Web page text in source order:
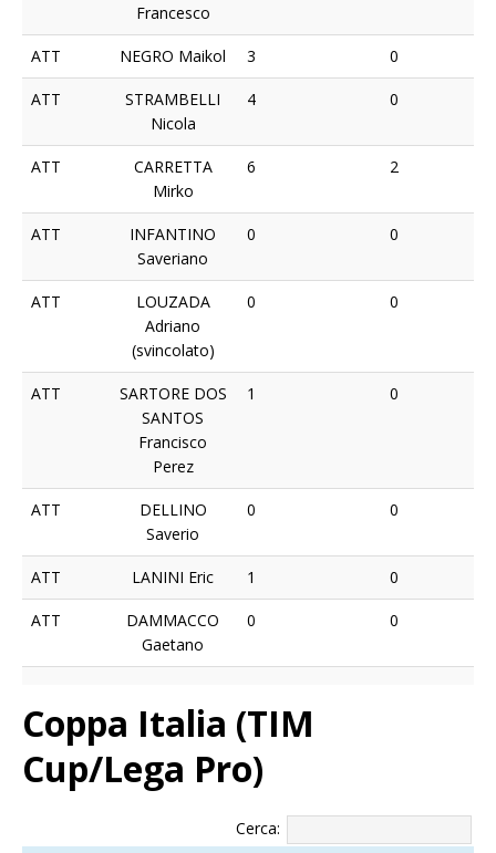
Francesco
ATT NEGRO Maikol 3 0
ATT
STRAMBELLI
Nicola
4 0
ATT
CARRETTA
Mirko
6 2
ATT
INFANTINO
Saveriano
0 0
ATT
LOUZADA
Adriano
(svincolato)
0 0
ATT
SARTORE DOS
SANTOS
Francisco
Perez
1 0
ATT
DELLINO
Saverio
0 0
ATT LANINI Eric 1 0
ATT
DAMMACCO
Gaetano
0 0
Coppa Italia (TIM
Cup/Lega Pro)
Cerca: